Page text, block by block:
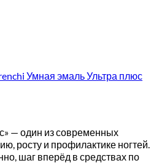
Умная эмаль Ультра плюс
— один из современных
росту и профилактике ногтей.
шаг вперёд в средствах по